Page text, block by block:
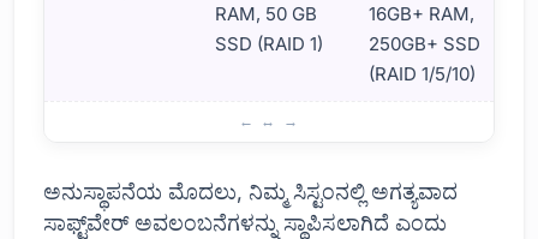
RAM, 50 GB
SSD (RAID 1)
16GB+ RAM,
250GB+ SSD
(RAID 1/5/10)
ಅನುಸ್ಥಾಪನೆಯ ಮೊದಲು, ನಿಮ್ಮ ಸಿಸ್ಟಂನಲ್ಲಿ ಅಗತ್ಯವಾದ
ಸಾಫ್ಟ್‌ವೇರ್ ಅವಲಂಬನೆಗಳನ್ನು ಸ್ಥಾಪಿಸಲಾಗಿದೆ ಎಂದು